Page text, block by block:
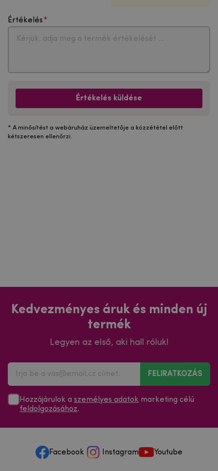
Értékelés
Értékelés küldése
* A minősítést a webáruház üzemeltetője a közzététel előtt
kétszeresen ellenőrzi.
Kedvezményes áruk és minden új
termék
Legyen az első, aki hall róluk!
FELIRATKOZÁS
Hozzájárulok a személyes adatok marketing célú
feldolgozásához.
Facebook Instagram Youtube